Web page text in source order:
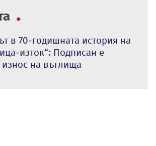
в 70-годишната история на
изток“: Подписан е
на въглища